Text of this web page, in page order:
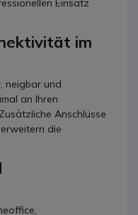
im
neigbar und
an Ihren
Anschlüsse
die